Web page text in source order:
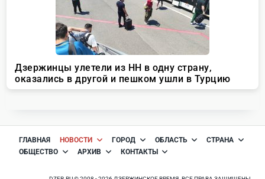
ГЛАВНАЯ НОВОСТИ ГОРОД ОБЛАСТЬ
СТРАНА
ОБЩЕСТВО
АРХИВ КОНТАКТЫ